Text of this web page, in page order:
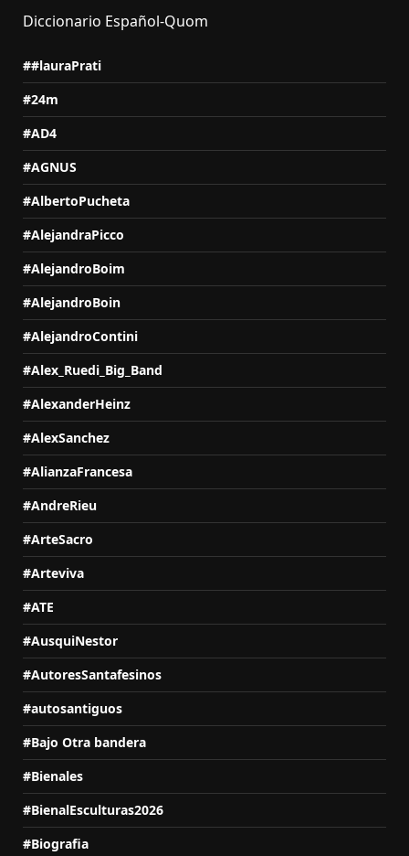
Diccionario Español-Quom
##lauraPrati
#24m
#AD4
#AGNUS
#AlbertoPucheta
#AlejandraPicco
#AlejandroBoim
#AlejandroBoin
#AlejandroContini
#Alex_Ruedi_Big_Band
#AlexanderHeinz
#AlexSanchez
#AlianzaFrancesa
#AndreRieu
#ArteSacro
#Arteviva
#ATE
#AusquiNestor
#AutoresSantafesinos
#autosantiguos
#Bajo Otra bandera
#Bienales
#BienalEsculturas2026
#Biografia